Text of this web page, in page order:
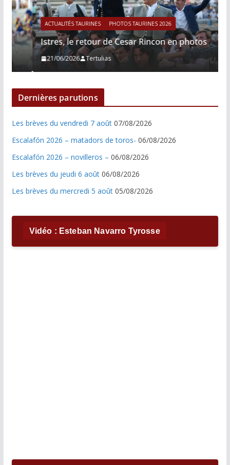
ACTUALITÉS TAURINES PHOTOS TAURINES 2026
Istres, le retour de Cesar Rincon en photos
21/06/2026 Tertulias
Dernières parutions
Les brèves du vendredi 7 août 07/08/2026
Escalafón 2026 – matadors de toros- 06/08/2026
Escalafón 2026 – novilleros – 06/08/2026
Les brèves du jeudi 6 août 06/08/2026
Les brèves du mercredi 5 août 05/08/2026
Vidéo : Esteban Navarro Tyrosse